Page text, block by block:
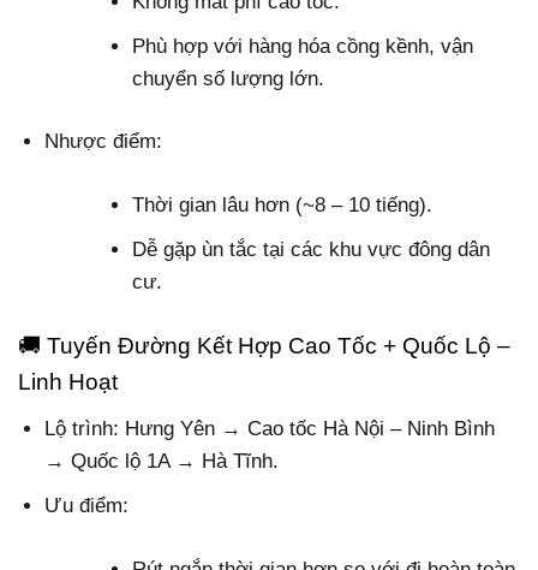
Phù hợp với hàng hóa cồng kềnh, vận
chuyển số lượng lớn.
Nhược điểm:
Thời gian lâu hơn (~8 – 10 tiếng).
Dễ gặp ùn tắc tại các khu vực đông dân
cư.
🚚 Tuyến Đường Kết Hợp Cao Tốc + Quốc Lộ –
Linh Hoạt
Lộ trình: Hưng Yên → Cao tốc Hà Nội – Ninh Bình
→ Quốc lộ 1A → Hà Tĩnh.
Ưu điểm: